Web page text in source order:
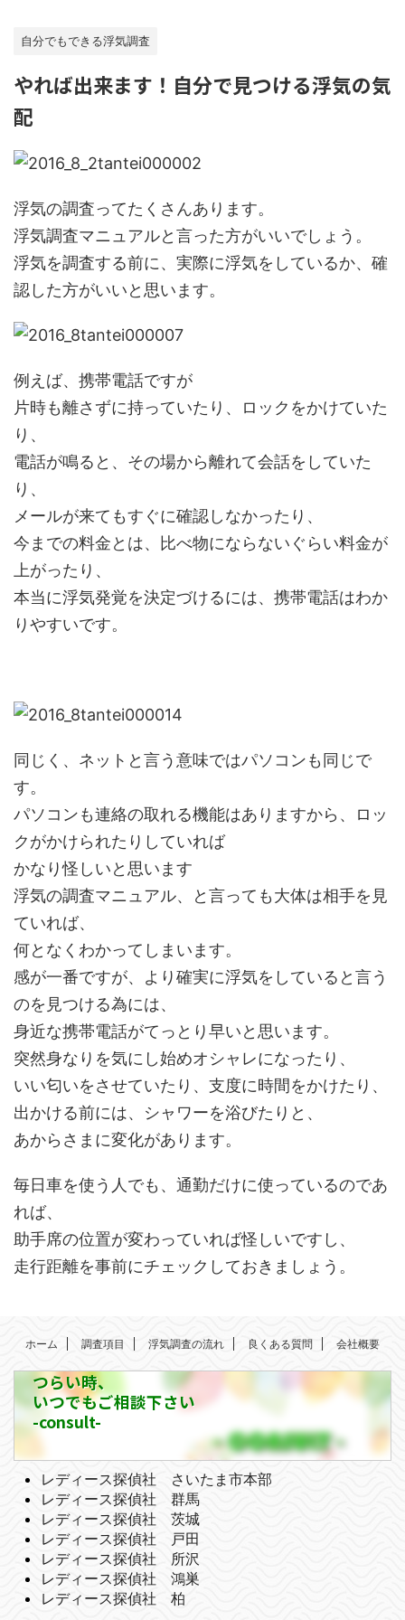
自分でもできる浮気調査
やれば出来ます！自分で見つける浮気の気
配
浮気の調査ってたくさんあります。
浮気調査マニュアルと言った方がいいでしょう。
浮気を調査する前に、実際に浮気をしているか、確
認した方がいいと思います。
例えば、携帯電話ですが
片時も離さずに持っていたり、ロックをかけていた
り、
電話が鳴ると、その場から離れて会話をしていた
り、
メールが来てもすぐに確認しなかったり、
今までの料金とは、比べ物にならないぐらい料金が
上がったり、
本当に浮気発覚を決定づけるには、携帯電話はわか
りやすいです。
同じく、ネットと言う意味ではパソコンも同じで
す。
パソコンも連絡の取れる機能はありますから、ロッ
クがかけられたりしていれば
かなり怪しいと思います
浮気の調査マニュアル、と言っても大体は相手を見
ていれば、
何となくわかってしまいます。
感が一番ですが、より確実に浮気をしていると言う
のを見つける為には、
身近な携帯電話がてっとり早いと思います。
突然身なりを気にし始めオシャレになったり、
いい匂いをさせていたり、支度に時間をかけたり、
出かける前には、シャワーを浴びたりと、
あからさまに変化があります。
毎日車を使う人でも、通勤だけに使っているのであ
れば、
助手席の位置が変わっていれば怪しいですし、
走行距離を事前にチェックしておきましょう。
ホーム 調査項目 浮気調査の流れ 良くある質問 会社概要
つらい時、
いつでもご相談下さい
-consult-
レディース探偵社 さいたま市本部
レディース探偵社 群馬
レディース探偵社 茨城
レディース探偵社 戸田
レディース探偵社 所沢
レディース探偵社 鴻巣
レディース探偵社 柏